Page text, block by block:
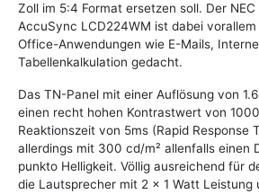
Zoll im 5:4 Format ersetzen soll. Der NEC
AccuSync LCD224WM ist dabei
Office-Anwendungen wie E-Mails,
Tabellenkalkulation gedacht.
Das TN-Panel mit einer Auflösung von
einen recht hohen Kontrastwert von
Reaktionszeit von 5ms (Rapid Response
allerdings mit 300 cd/m² allenfalls einen
punkto Helligkeit. Völlig ausreichend für
die Lautsprecher mit 2 x 1 Watt Leistung